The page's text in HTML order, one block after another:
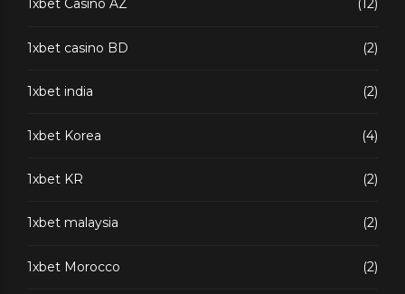
1xbet Casino AZ (12)
1xbet casino BD (2)
1xbet india (2)
1xbet Korea (4)
1xbet KR (2)
1xbet malaysia (2)
1xbet Morocco (2)